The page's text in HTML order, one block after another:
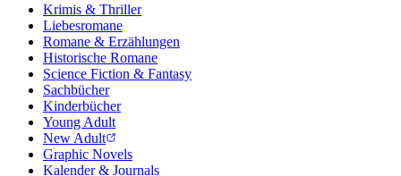
Krimis & Thriller
Liebesromane
Romane & Erzählungen
Historische Romane
Science Fiction & Fantasy
Sachbücher
Kinderbücher
Young Adult
New Adult
Graphic Novels
Kalender & Journals